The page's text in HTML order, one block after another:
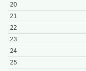
20
21
22
23
24
25